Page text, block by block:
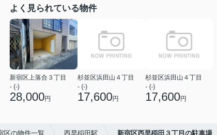
よく見られている物件
新宿区上落合３丁目
- (-)
28,000円
杉並区浜田山４丁目
- (-)
17,600円
杉並区浜田山４丁目
- (-)
17,600円
区の物件一覧 西早稲田駅 新宿区西早稲田３丁目の駐車場